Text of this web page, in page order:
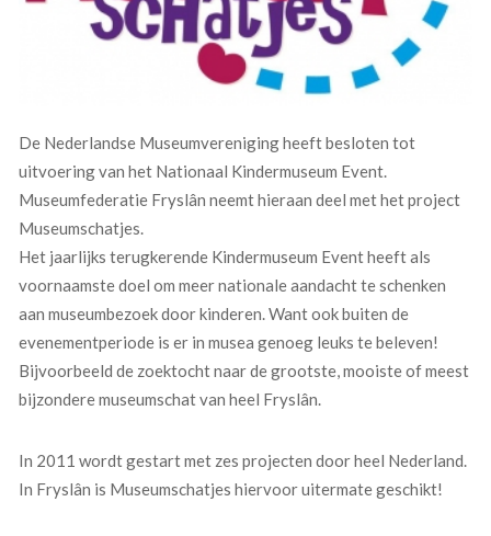
De Nederlandse Museumvereniging heeft besloten tot
uitvoering van het Nationaal Kindermuseum Event.
Museumfederatie Fryslân neemt hieraan deel met het project
Museumschatjes.
Het jaarlijks terugkerende Kindermuseum Event heeft als
voornaamste doel om meer nationale aandacht te schenken
aan museumbezoek door kinderen. Want ook buiten de
evenementperiode is er in musea genoeg leuks te beleven!
Bijvoorbeeld de zoektocht naar de grootste, mooiste of meest
bijzondere museumschat van heel Fryslân.
In 2011 wordt gestart met zes projecten door heel Nederland.
In Fryslân is Museumschatjes hiervoor uitermate geschikt!